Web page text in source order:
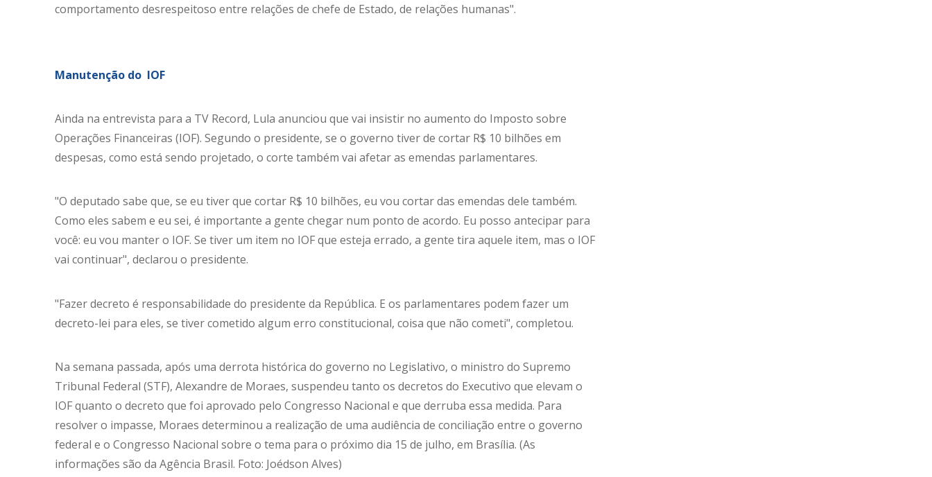
comportamento desrespeitoso entre relações de chefe de Estado, de relações humanas".
Manutenção do IOF
Ainda na entrevista para a TV Record, Lula anunciou que vai insistir no aumento do Imposto sobre
Operações Financeiras (IOF). Segundo o presidente, se o governo tiver de cortar R$ 10 bilhões em
despesas, como está sendo projetado, o corte também vai afetar as emendas parlamentares.
"O deputado sabe que, se eu tiver que cortar R$ 10 bilhões, eu vou cortar das emendas dele também.
Como eles sabem e eu sei, é importante a gente chegar num ponto de acordo. Eu posso antecipar para
você: eu vou manter o IOF. Se tiver um item no IOF que esteja errado, a gente tira aquele item, mas o IOF
vai continuar", declarou o presidente.
"Fazer decreto é responsabilidade do presidente da República. E os parlamentares podem fazer um
decreto-lei para eles, se tiver cometido algum erro constitucional, coisa que não cometi", completou.
Na semana passada, após uma derrota histórica do governo no Legislativo, o ministro do Supremo
Tribunal Federal (STF), Alexandre de Moraes, suspendeu tanto os decretos do Executivo que elevam o
IOF quanto o decreto que foi aprovado pelo Congresso Nacional e que derruba essa medida. Para
resolver o impasse, Moraes determinou a realização de uma audiência de conciliação entre o governo
federal e o Congresso Nacional sobre o tema para o próximo dia 15 de julho, em Brasília. (As
informações são da Agência Brasil. Foto: Joédson Alves)